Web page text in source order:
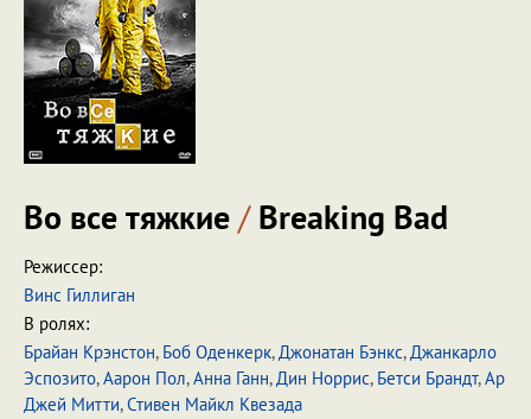
Во все тяжкие/Breaking Bad
Режиссер:
Винс Гиллиган
В ролях:
Брайан Крэнстон, Боб Оденкерк,Джонатан Бэнкс,Джанкарло
Эспозито,Аарон Пол,Анна Ганн,Дин Норрис, Бетси Брандт,Ар
Джей Митти,Стивен Майкл Квезада